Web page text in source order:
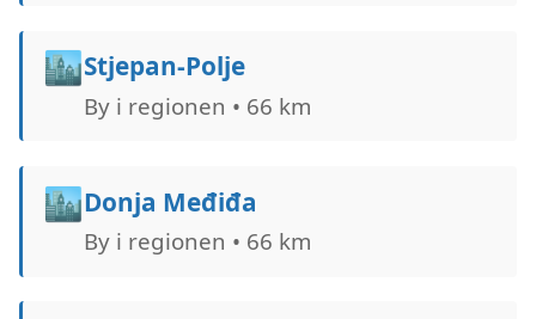
🏙️Stjepan-Polje
By i regionen • 66 km
🏙️Donja Međiđa
By i regionen • 66 km